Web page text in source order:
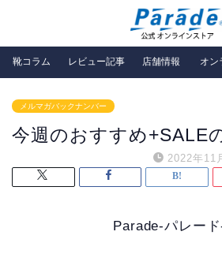
靴コラム レビュー記事 店舗情報 オン
メルマガバックナンバー
今週のおすすめ+SALE
2022年11
Parade-パレー